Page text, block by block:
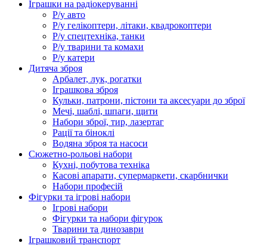
Іграшки на радіокеруванні
Р/у авто
Р/у гелікоптери, літаки, квадрокоптери
Р/у спецтехніка, танки
Р/у тварини та комахи
Р/у катери
Дитяча зброя
Арбалет, лук, рогатки
Іграшкова зброя
Кульки, патрони, пістони та аксесуари до зброї
Мечі, шаблі, шпаги, щити
Набори зброї, тир, лазертаг
Рації та біноклі
Водяна зброя та насоси
Сюжетно-рольові набори
Кухні, побутова техніка
Касові апарати, супермаркети, скарбнички
Набори професій
Фігурки та ігрові набори
Ігрові набори
Фігурки та набори фігурок
Тварини та динозаври
Іграшковий транспорт